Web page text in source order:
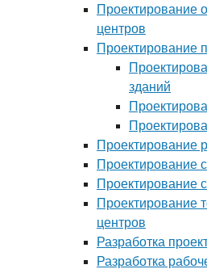
Проектирование
центров
Проектирование
зданий
Проектирование
Проектирование
Проектирование
Проектирование
центров
Разработка
Разработка